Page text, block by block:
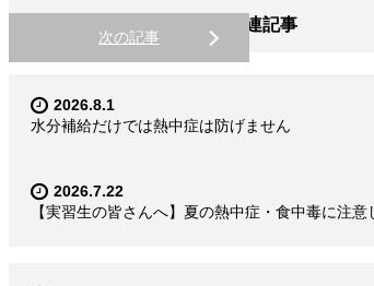
次の記事
関連記事
2026.8.1
水分補給だけでは熱中症は防げません
2026.7.22
【実習生の皆さんへ】夏の熱中症・食中毒に注意